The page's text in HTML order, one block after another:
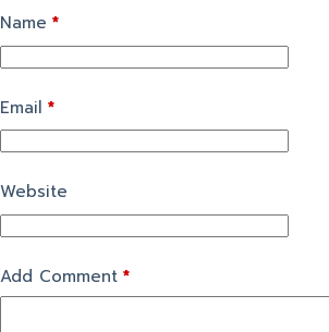
Name *
Email *
Website
Add Comment *